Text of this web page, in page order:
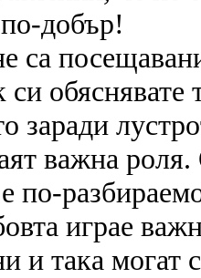
добър!
са
обяснявате
заради
важна роля.
по-
играе
и така могат